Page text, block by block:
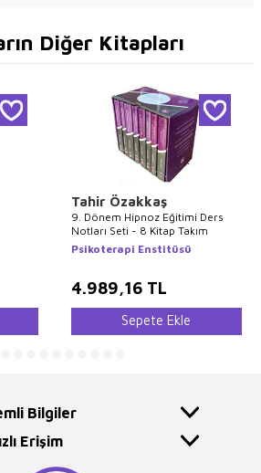
Diğer Kitapları
Tahir Özakkaş
9. Dönem Hipnoz Eğitimi Ders
Notları Seti - 8 Kitap Takım
Psikoterapi Enstitüsü
4.989,16TL
Sepete Ekle
Bilgiler
Erişim